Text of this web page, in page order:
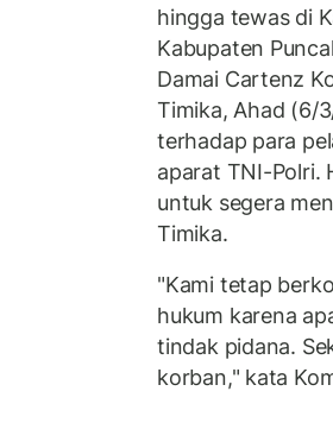
hingga tewas di
Kabupaten
Damai Cartenz
Timika, Ahad (6/
terhadap para
aparat TNI-Polri.
untuk segera
Timika.
"Kami tetap
hukum karena
tindak pidana.
korban," kata